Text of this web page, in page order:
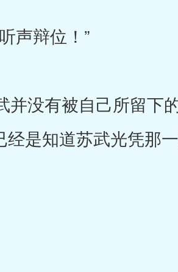
声辩位！”
没有被自己所留下
经是知道苏武光凭那